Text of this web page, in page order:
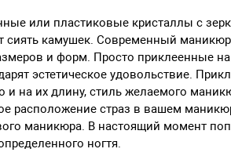
или пластиковые кристаллы с
сиять камушек. Современный
и форм. Просто приклеенные
эстетическое удовольствие.
и на их длину, стиль желаемого
расположение страз в вашем
маникюра. В настоящий момент
ногтя.